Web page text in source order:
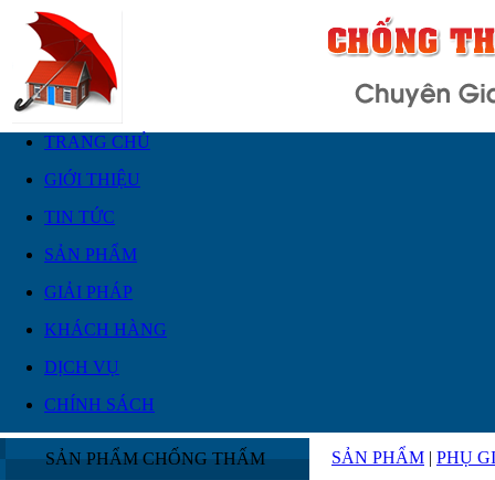
TRANG CHỦ
GIỚI THIỆU
TIN TỨC
SẢN PHẨM
GIẢI PHÁP
KHÁCH HÀNG
DỊCH VỤ
CHÍNH SÁCH
SẢN PHẨM CHỐNG THẤM
SẢN PHẨM | PHỤ